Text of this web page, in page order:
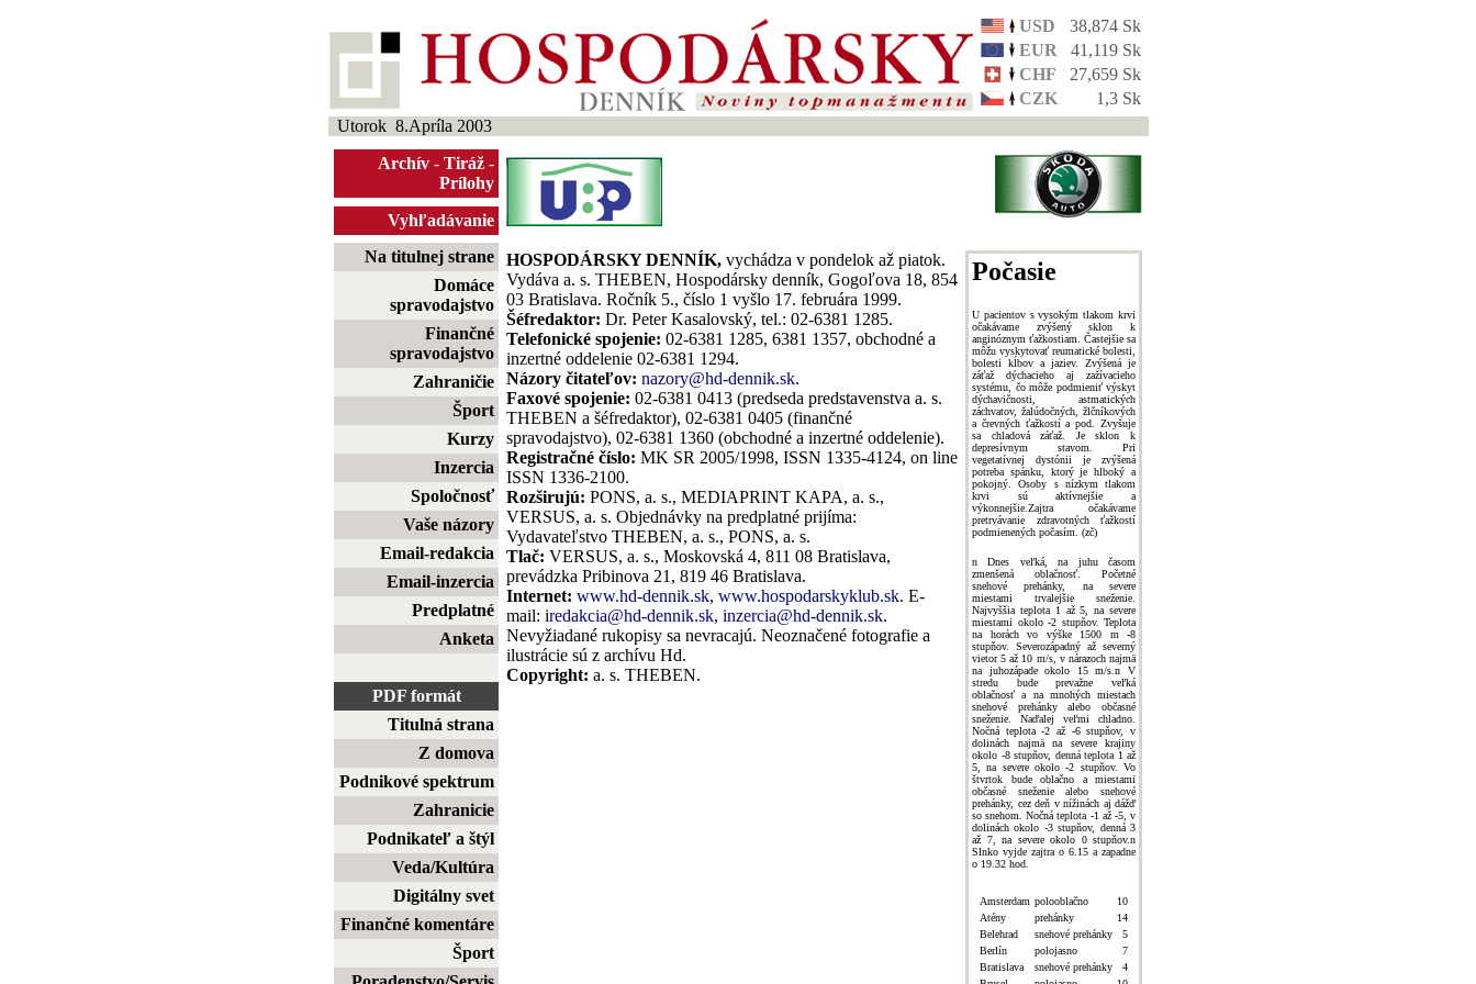
USD
38,874 Sk
EUR
41,119 Sk
CHF
27,659 Sk
CZK
1,3 Sk
Utorok 8.Apríla 2003
Archív - Tiráž -
Prílohy
Vyhľadávanie
Na titulnej strane
Domáce
spravodajstvo
Finančné
spravodajstvo
Zahraničie
Šport
Kurzy
Inzercia
Spoločnosť
Vaše názory
Email-redakcia
Email-inzercia
Predplatné
Anketa
PDF formát
Titulná strana
Z domova
Podnikové spektrum
Zahranicie
Podnikateľ a štýl
Veda/Kultúra
Digitálny svet
Finančné komentáre
Šport
HOSPODÁRSKY DENNÍK, vychádza v pondelok až piatok.
Vydáva a. s. THEBEN, Hospodársky denník, Gogoľova 18, 854
03 Bratislava. Ročník 5., číslo 1 vyšlo 17. februára 1999.
Šéfredaktor: Dr. Peter Kasalovský, tel.: 02-6381 1285.
Telefonické spojenie: 02-6381 1285, 6381 1357, obchodné a
inzertné oddelenie 02-6381 1294.
Názory čitateľov: nazory@hd-dennik.sk.
Faxové spojenie: 02-6381 0413 (predseda predstavenstva a. s.
THEBEN a šéfredaktor), 02-6381 0405 (finančné
spravodajstvo), 02-6381 1360 (obchodné a inzertné oddelenie).
Registračné číslo: MK SR 2005/1998, ISSN 1335-4124, on line
ISSN 1336-2100.
Rozširujú: PONS, a. s., MEDIAPRINT KAPA, a. s.,
VERSUS, a. s. Objednávky na predplatné prijíma:
Vydavateľstvo THEBEN, a. s., PONS, a. s.
Tlač: VERSUS, a. s., Moskovská 4, 811 08 Bratislava,
prevádzka Pribinova 21, 819 46 Bratislava.
Internet: www.hd-dennik.sk, www.hospodarskyklub.sk. E-
mail: iredakcia@hd-dennik.sk, inzercia@hd-dennik.sk.
Nevyžiadané rukopisy sa nevracajú. Neoznačené fotografie a
ilustrácie sú z archívu Hd.
Copyright: a. s. THEBEN.
Počasie
U pacientov s vysokým tlakom krvi
očakávame zvýšený sklon k
anginóznym ťažkostiam. Častejšie sa
môžu vyskytovať reumatické bolesti,
bolesti kĺbov a jaziev. Zvýšená je
záťaž dýchacieho aj zažívacieho
systému, čo môže podmieniť výskyt
dýchavičnosti, astmatických
záchvatov, žalúdočných, žlčníkových
a črevných ťažkostí a pod. Zvyšuje
sa chladová záťaž. Je sklon k
depresívnym stavom. Pri
vegetatívnej dystónii je zvýšená
potreba spánku, ktorý je hlboký a
pokojný. Osoby s nízkym tlakom
krvi sú aktívnejšie a
výkonnejšie.Zajtra očakávame
pretrvávanie zdravotných ťažkostí
podmienených počasím. (zč)
n Dnes veľká, na juhu časom
zmenšená oblačnosť. Početné
snehové prehánky, na severe
miestami trvalejšie sneženie.
Najvyššia teplota 1 až 5, na severe
miestami okolo -2 stupňov. Teplota
na horách vo výške 1500 m -8
stupňov. Severozápadný až severný
vietor 5 až 10 m/s, v nárazoch najmä
na juhozápade okolo 15 m/s.n V
stredu bude prevažne veľká
oblačnosť a na mnohých miestach
snehové prehánky alebo občasné
sneženie. Naďalej veľmi chladno.
Nočná teplota -2 až -6 stupňov, v
dolinách najmä na severe krajiny
okolo -8 stupňov, denná teplota 1 až
5, na severe okolo -2 stupňov. Vo
štvrtok bude oblačno a miestami
občasné sneženie alebo snehové
prehánky, cez deň v nížinách aj dážď
so snehom. Nočná teplota -1 až -5, v
dolinách okolo -3 stupňov, denná 3
až 7, na severe okolo 0 stupňov.n
Slnko vyjde zajtra o 6.15 a zapadne
o 19.32 hod.
Amsterdam polooblačno
10
Atény
prehánky
14
Belehrad
snehové prehánky
5
Berlín
polojasno
7
Bratislava
snehové prehánky
4